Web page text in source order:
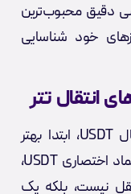
دقیق محبوب‌ترین
خود شناسایی
انتقال تتر
برای بررسی بهترین شبکه‌های انتقال USDT، ابتدا بهتر
تترِ، با نماد اختصاری USDT،
نیست، بلکه یک